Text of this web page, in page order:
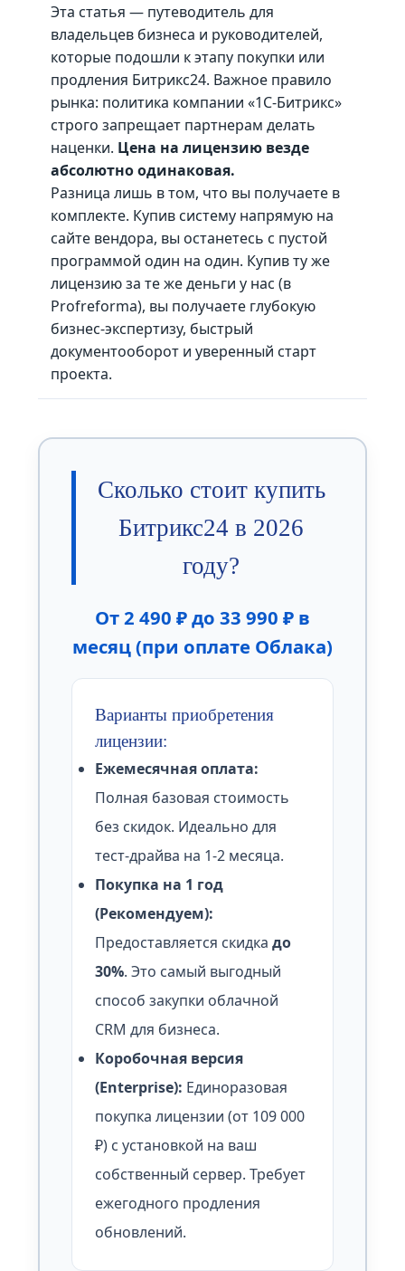
Эта статья — путеводитель для
владельцев бизнеса и руководителей,
которые подошли к этапу покупки или
продления Битрикс24. Важное правило
рынка: политика компании «1С-Битрикс»
строго запрещает партнерам делать
наценки. Цена на лицензию везде
абсолютно одинаковая.
Разница лишь в том, что вы получаете в
комплекте. Купив систему напрямую на
сайте вендора, вы останетесь с пустой
программой один на один. Купив ту же
лицензию за те же деньги у нас (в
Profreforma), вы получаете глубокую
бизнес-экспертизу, быстрый
документооборот и уверенный старт
проекта.
Сколько стоит купить
Битрикс24 в 2026
году?
От 2 490 ₽ до 33 990 ₽ в
месяц (при оплате Облака)
Варианты приобретения
лицензии:
Ежемесячная оплата:
Полная базовая стоимость
без скидок. Идеально для
тест-драйва на 1-2 месяца.
Покупка на 1 год
(Рекомендуем):
Предоставляется скидкадо
30%. Это самый выгодный
способ закупки облачной
CRM для бизнеса.
Коробочная версия
(Enterprise): Единоразовая
покупка лицензии (от 109 000
₽) с установкой на ваш
собственный сервер. Требует
ежегодного продления
обновлений.